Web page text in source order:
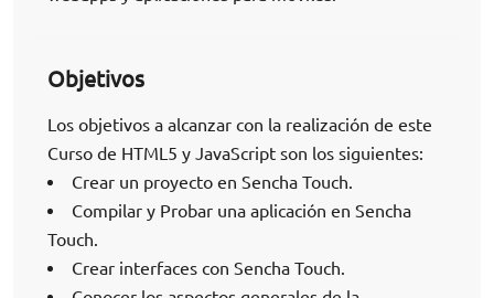
Objetivos
Los objetivos a alcanzar con la realización de este
Curso de HTML5 y JavaScript son los siguientes:
Crear un proyecto en Sencha Touch.
Compilar y Probar una aplicación en Sencha
Touch.
Crear interfaces con Sencha Touch.